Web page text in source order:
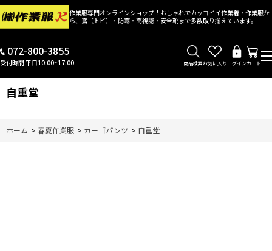
作業服専門オンラインショップ！おしゃれでカッコイイ作業着・作業服か
ら、鳶（トビ）・防寒・高視認・安全靴まで多数取り揃えています。
072-800-3855
受付時間 平日10:00~17:00 商品検索お気に入りログインカート
自重堂
ホーム > 春夏作業服 > カーゴパンツ > 自重堂